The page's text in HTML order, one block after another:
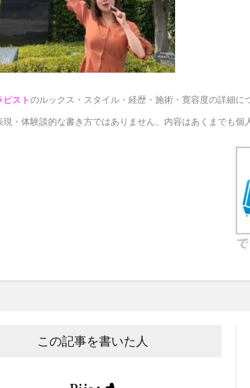
ピストのルックス・スタイル・経歴・施術・寛容度の詳細に
現・体験談的な書き方ではありません、内容はあくまでも個
この記事を書いた人